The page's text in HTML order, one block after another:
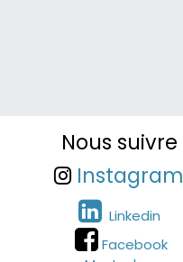
Nous suivre
Instagram
Linkedin
Facebook